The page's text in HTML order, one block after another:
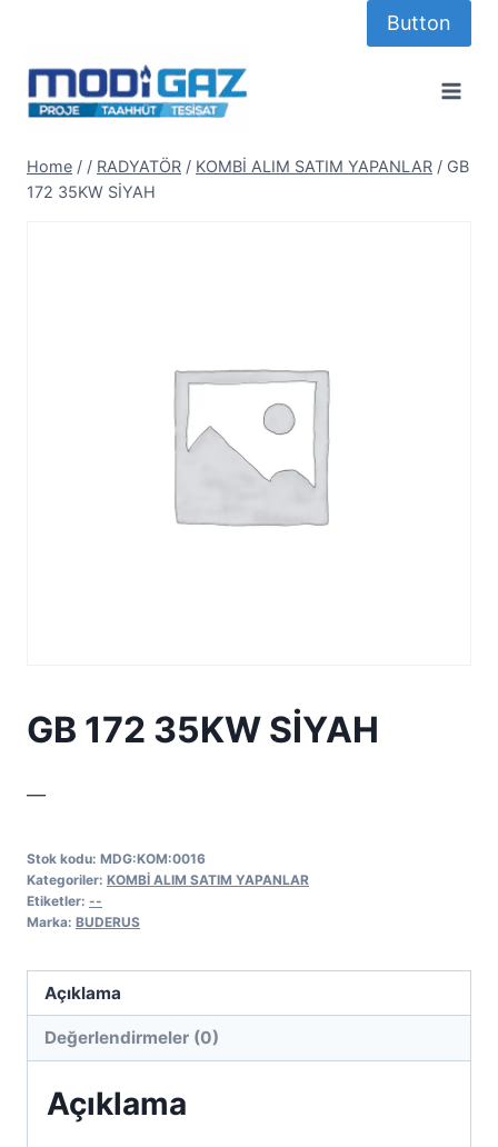
content
Button
Home / / RADYATÖR / KOMBİ ALIM SATIM YAPANLAR / GB
172 35KW SİYAH
GB 172 35KW SİYAH
—
Stok kodu: MDG:KOM:0016
Kategoriler: KOMBİ ALIM SATIM YAPANLAR
Etiketler: --
Marka: BUDERUS
Açıklama
Değerlendirmeler (0)
Açıklama